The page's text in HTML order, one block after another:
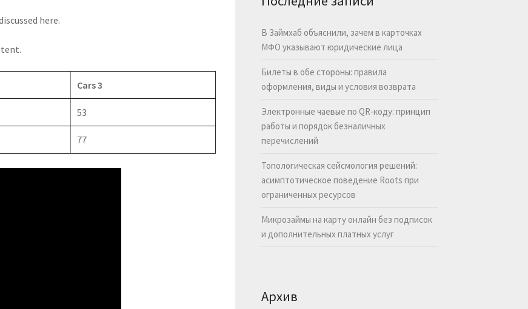
here.
Cars 3
53
77
В Займхаб объяснили, зачем в карточках
МФО указывают юридические лица
Билеты в обе стороны: правила
оформления, виды и условия возврата
Электронные чаевые по QR-коду: принцип
работы и порядок безналичных
перечислений
Топологическая сейсмология решений:
асимптотическое поведение Roots при
ограниченных ресурсов
Микрозаймы на карту онлайн без подписок
и дополнительных платных услуг
Архив